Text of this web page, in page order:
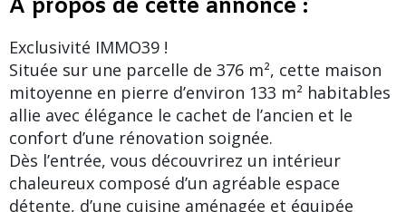
A propos de cette annonce :
Exclusivité IMMO39 !
Située sur une parcelle de 376 m², cette maison
mitoyenne en pierre d’environ 133 m² habitables
allie avec élégance le cachet de l’ancien et le
confort d’une rénovation soignée.
Dès l’entrée, vous découvrirez un intérieur
chaleureux composé d’un agréable espace
détente, d’une cuisine aménagée et équipée